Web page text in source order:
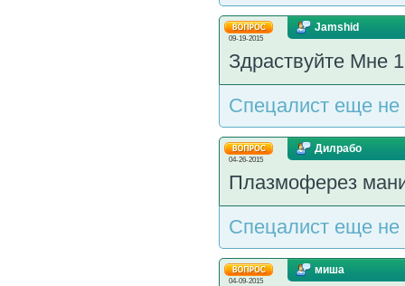
09-19-2015
Jamshid
Здраствуйте Мне
Спецалист еще не
04-26-2015
Дилрабо
Плазмоферез
Спецалист еще не
04-09-2015
миша